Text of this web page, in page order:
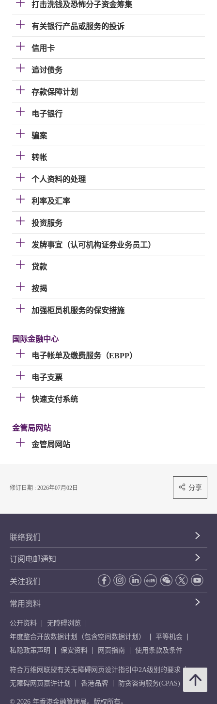
打击洗钱及恐怖分子资金筹集
有关银行产品或服务的投诉
信用卡
追讨债务
存款保障计划
电子银行
骗案
转帐
个人资料的处理
利率及汇率
投资服务
发牌事宜（认可机构证券业务员工）
贷款
按揭
加强柜员机服务的保安措施
国际金融中心
电子帐单及缴费服务（EBPP）
电子支票
快速支付系统
金管局网站
金管局网站
修订日期 : 2026年07月02日 分享
联络我们
订阅电邮通知
关注我们
常用资料
公开资料
无障碍浏览
年度整合开放数据计划（包含空间数据计划）
平等机会
私隐政策声明
保安资料 网页指南 使用条款及条件
符合万维网联盟有关无障碍网页设计指引中2A级别的要求
无障碍网页嘉许计划
香港品牌 防贪咨询服务(CPAS)
© 2026 年香港金融管理局。版权所有。